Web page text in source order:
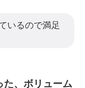
いるので満足
た、ボリューム